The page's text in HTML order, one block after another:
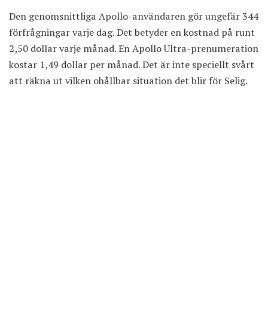
Den genomsnittliga Apollo-användaren gör ungefär 344
förfrågningar varje dag. Det betyder en kostnad på runt
2,50 dollar varje månad. En Apollo Ultra-prenumeration
kostar 1,49 dollar per månad. Det är inte speciellt svårt
att räkna ut vilken ohållbar situation det blir för Selig.